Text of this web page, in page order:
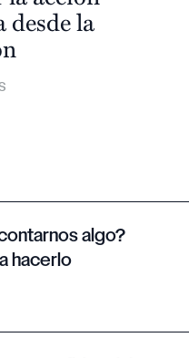
la
algo?
hacerlo